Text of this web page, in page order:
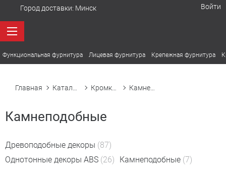
Город доставки: Минск Войти
Функциональная фурнитура Лицевая фурнитура Крепежная фурнитура
Главная
Камнеподобные
Древоподобные декоры (87)
Однотонные декоры ABS (26) Камнеподобные (7)